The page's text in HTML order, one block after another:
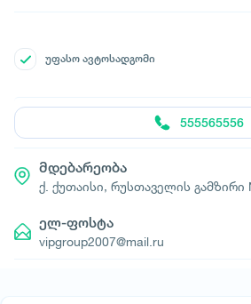
უფასო ავტოსადგომი
555565556
მდებარეობა
ქ. ქუთაისი, რუსთაველის გამზირი
ელ-ფოსტა
vipgroup2007@mail.ru